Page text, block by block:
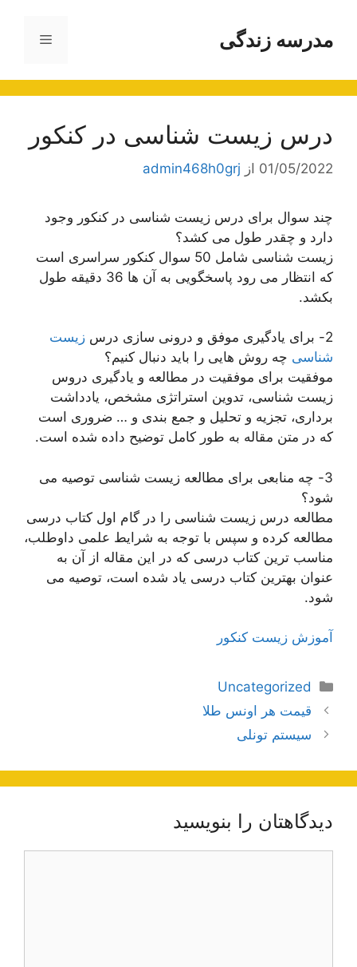
محتوامدرسه زندگی فهرست
درس زیست شناسی در کنکور
01/05/2022 از admin468h0grj
چند سوال برای درس زیست شناسی در کنکور وجود
دارد و چقدر طول می کشد؟
زیست شناسی شامل 50 سوال کنکور سراسری است
که انتظار می رود پاسخگویی به آن ها 36 دقیقه طول
بکشد.
2- برای یادگیری موفق و درونی سازی درس
زیست
شناسی چه روش هایی را باید دنبال کنیم؟
موفقیت برای موفقیت در مطالعه و یادگیری دروس
زیست شناسی، تدوین استراتژی مشخص، یادداشت
برداری، تجزیه و تحلیل و جمع بندی و … ضروری است
که در متن مقاله به طور کامل توضیح داده شده است.
3- چه منابعی برای مطالعه زیست شناسی توصیه می
شود؟
مطالعه درس زیست شناسی را در گام اول کتاب درسی
مطالعه کرده و سپس با توجه به شرایط علمی داوطلب،
مناسب ترین کتاب درسی که در این مقاله از آن به
عنوان بهترین کتاب درسی یاد شده است، توصیه می
شود.
آموزش زیست کنکور
دسته‌ها
Uncategorized
ناوبری
نوشته‌ها
قیمت هر اونس طلا
سیستم تونلی
دیدگاهتان را بنویسید